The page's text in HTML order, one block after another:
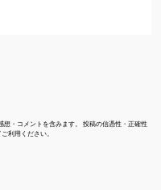
・コメントを含みます。 投稿の信憑性・正確性
利用ください。